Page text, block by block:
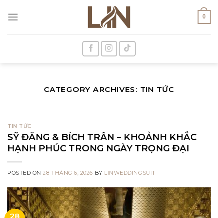
0
CATEGORY ARCHIVES: TIN TỨC
TIN TỨC
SỸ ĐĂNG & BÍCH TRÂN – KHOẢNH KHẮC
HẠNH PHÚC TRONG NGÀY TRỌNG ĐẠI
POSTED ON28 THÁNG 6, 2026 BY LINWEDDINGSUIT
28